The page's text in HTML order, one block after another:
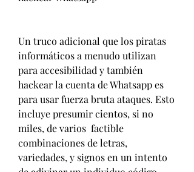
Un truco adicional que los piratas
informáticos a menudo utilizan
para accesibilidad y también
hackear la cuenta de Whatsapp es
para usar fuerza bruta ataques. Esto
incluye presumir cientos, si no
miles, de varios  factible
combinaciones de letras,
variedades, y signos en un intento